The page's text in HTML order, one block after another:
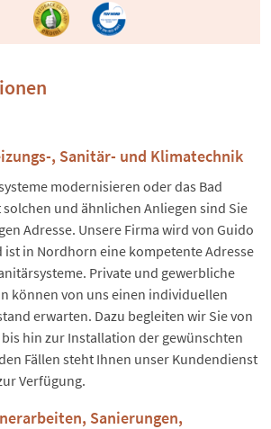
, Sanitär- und Klimatechnik
modernisieren oder das Bad
und ähnlichen Anliegen sind Sie
Adresse. Unsere Firma wird von Guido
in Nordhorn eine kompetente Adresse
Private und gewerbliche
können von uns einen individuellen
erwarten. Dazu begleiten wir Sie von
hin zur Installation der gewünschten
Fällen steht Ihnen unser Kundendienst
Verfügung.
Sanierungen,